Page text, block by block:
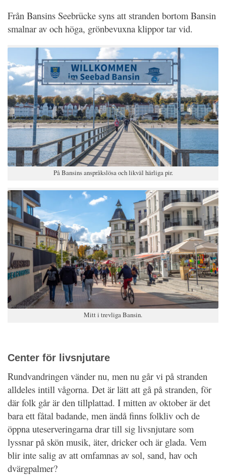
Från Bansins Seebrücke syns att stranden bortom Bansin
smalnar av och höga, grönbevuxna klippor tar vid.
På Bansins anspråkslösa och likväl härliga pir.
Mitt i trevliga Bansin.
Center för livsnjutare
Rundvandringen vänder nu, men nu går vi på stranden
alldeles intill vågorna. Det är lätt att gå på stranden, för
där folk går är den tillplattad. I mitten av oktober är det
bara ett fåtal badande, men ändå finns folkliv och de
öppna uteserveringarna drar till sig livsnjutare som
lyssnar på skön musik, äter, dricker och är glada. Vem
blir inte salig av att omfamnas av sol, sand, hav och
dvärgpalmer?